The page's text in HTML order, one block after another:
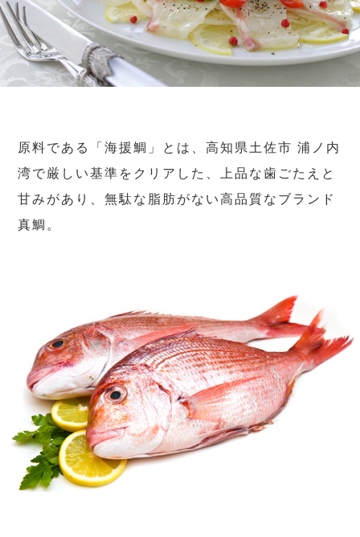
原料である「海援鯛」とは、高知県土佐市 浦ノ内
湾で厳しい基準をクリアした、上品な歯ごたえと
甘みがあり、無駄な脂肪がない高品質なブランド
真鯛。